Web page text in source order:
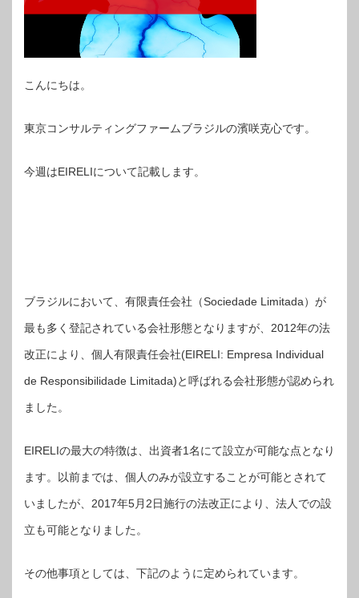
こんにちは。
東京コンサルティングファームブラジルの濱咲克心です。
今週はEIRELIについて記載します。
ブラジルにおいて、有限責任会社（Sociedade Limitada）が
最も多く登記されている会社形態となりますが、2012年の法
改正により、個人有限責任会社(EIRELI: Empresa Individual
de Responsibilidade Limitada)と呼ばれる会社形態が認められ
ました。
EIRELIの最大の特徴は、出資者1名にて設立が可能な点となり
ます。以前までは、個人のみが設立することが可能とされて
いましたが、2017年5月2日施行の法改正により、法人での設
立も可能となりました。
その他事項としては、下記のように定められています。